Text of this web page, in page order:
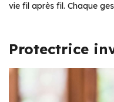
vie fil après fil. Chaque
Protectrice